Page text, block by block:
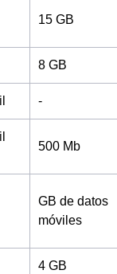
15 GB
8 GB
-
500 Mb
GB de datos
móviles
4 GB